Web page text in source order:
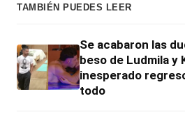
TAMBIÉN PUEDES LEER
Se acabaron las
beso de Ludmila y
inesperado
todo